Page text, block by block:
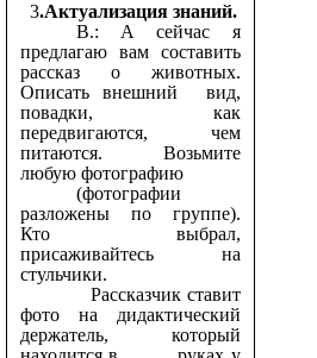
3.Актуализация знаний.
В.: А сейчас я
предлагаю вам составить
рассказ о животных.
Описать внешний вид,
повадки, как
передвигаются, чем
питаются. Возьмите
любую фотографию
(фотографии
разложены по группе).
Кто выбрал,
присаживайтесь на
стульчики.
Рассказчик ставит
фото на дидактический
держатель, который